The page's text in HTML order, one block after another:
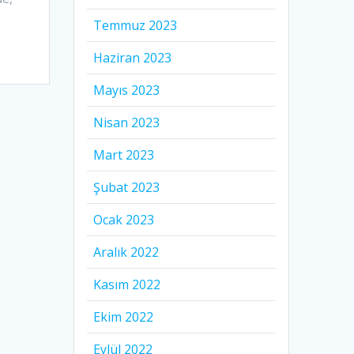
Temmuz 2023
Haziran 2023
Mayıs 2023
Nisan 2023
Mart 2023
Şubat 2023
Ocak 2023
Aralık 2022
Kasım 2022
Ekim 2022
Eylül 2022